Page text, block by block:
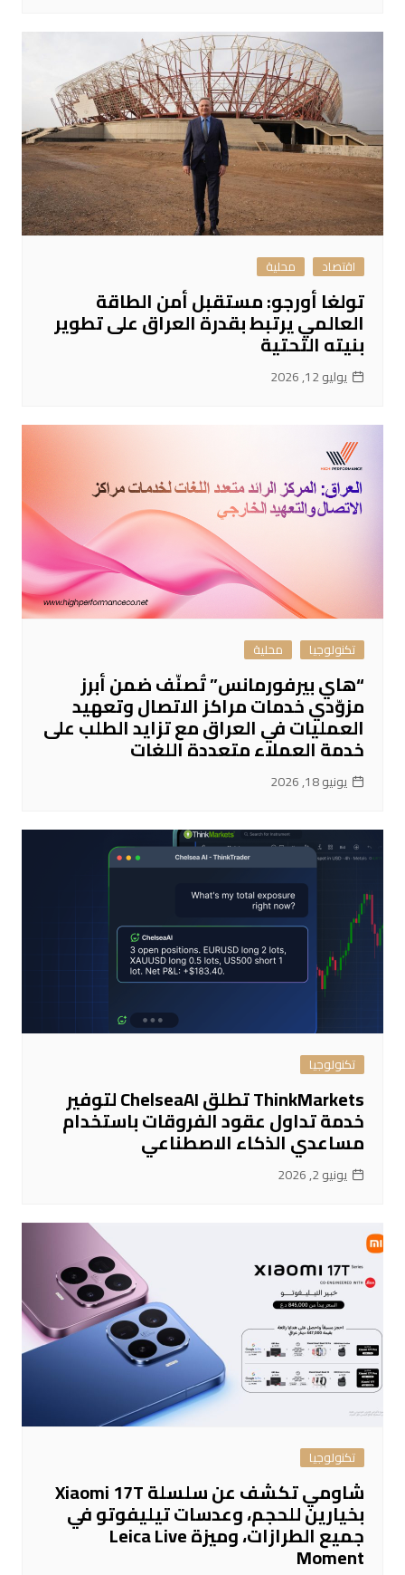
اقتصاد محلية
تولغا أورجو: مستقبل أمن الطاقة
العالمي يرتبط بقدرة العراق على تطوير
بنيته التحتية
يوليو 12, 2026
تكنولوجيا محلية
“هاي بيرفورمانس” تُصنّف ضمن أبرز
مزوّدي خدمات مراكز الاتصال وتعهيد
العمليات في العراق مع تزايد الطلب على
خدمة العملاء متعددة اللغات
يونيو 18, 2026
تكنولوجيا
ThinkMarkets تطلق ChelseaAI لتوفير
خدمة تداول عقود الفروقات باستخدام
مساعدي الذكاء الاصطناعي
يونيو 2, 2026
تكنولوجيا
شاومي تكشف عن سلسلة Xiaomi 17T
بخيارين للحجم، وعدسات تيليفوتو في
جميع الطرازات، وميزة Leica Live
Moment